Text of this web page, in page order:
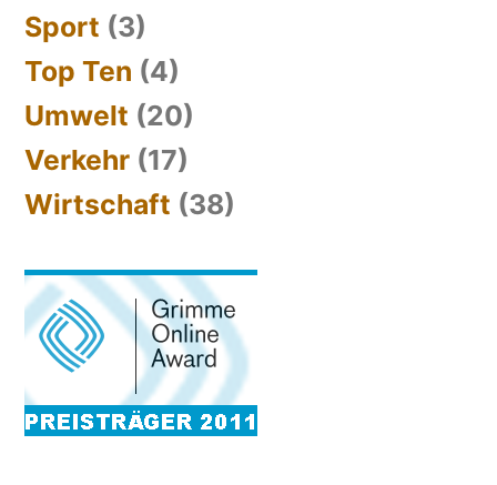
Sport (3)
Top Ten (4)
Umwelt (20)
Verkehr (17)
Wirtschaft (38)